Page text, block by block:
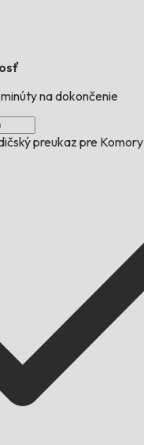
na dokončenie
preukaz pre Komory